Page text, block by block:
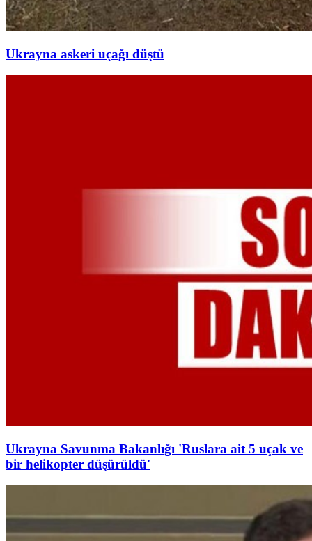
Ukrayna askeri uçağı düştü
Ukrayna Savunma Bakanlığı 'Ruslara ait 5 uçak ve
bir helikopter düşürüldü'